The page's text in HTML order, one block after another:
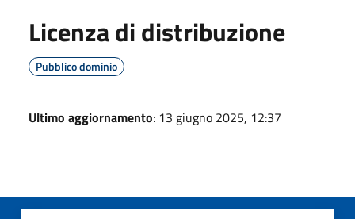
Licenza di distribuzione
Pubblico dominio
Ultimo aggiornamento: 13 giugno 2025, 12:37